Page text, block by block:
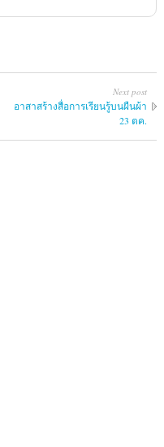
Next post
อาสาสร้างสื่อการเรียนรู้บนผืนผ้า
23 ตค.